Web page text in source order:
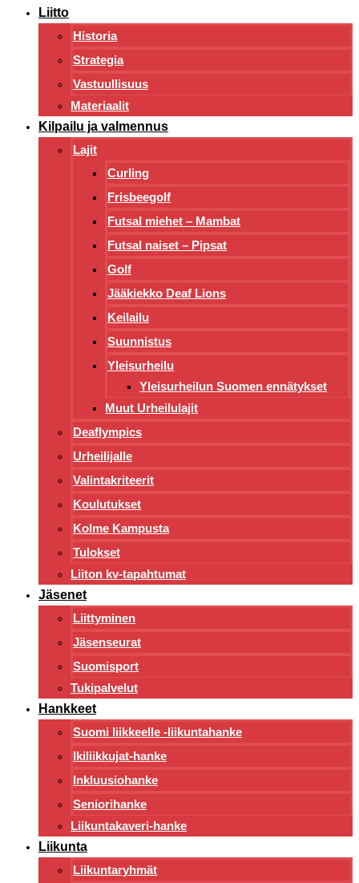
Liitto
Historia
Strategia
Vastuullisuus
Materiaalit
Kilpailu ja valmennus
Lajit
Curling
Frisbeegolf
Futsal miehet – Mambat
Futsal naiset – Pipsat
Golf
Jääkiekko Deaf Lions
Keilailu
Suunnistus
Yleisurheilu
Yleisurheilun Suomen ennätykset
Muut Urheilulajit
Deaflympics
Urheilijalle
Valintakriteerit
Koulutukset
Kolme Kampusta
Tulokset
Liiton kv-tapahtumat
Jäsenet
Liittyminen
Jäsenseurat
Suomisport
Tukipalvelut
Hankkeet
Suomi liikkeelle -liikuntahanke
Ikiliikkujat-hanke
Inkluusiohanke
Seniorihanke
Liikuntakaveri-hanke
Liikunta
Liikuntaryhmät